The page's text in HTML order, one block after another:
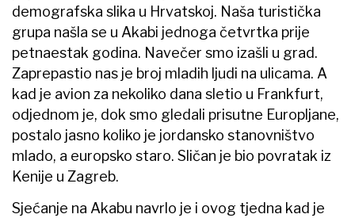
demografska slika u Hrvatskoj. Naša turistička
grupa našla se u Akabi jednoga četvrtka prije
petnaestak godina. Navečer smo izašli u grad.
Zaprepastio nas je broj mladih ljudi na ulicama. A
kad je avion za nekoliko dana sletio u Frankfurt,
odjednom je, dok smo gledali prisutne Europljane,
postalo jasno koliko je jordansko stanovništvo
mlado, a europsko staro. Sličan je bio povratak iz
Kenije u Zagreb.
Sjećanje na Akabu navrlo je i ovog tjedna kad je